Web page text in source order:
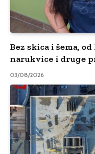
Bez skica i šema,
narukvice i druge
03/08/2026